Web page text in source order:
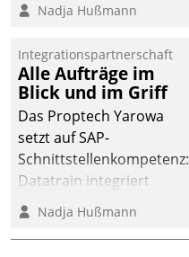
digitalen Cockpit, das
passende Fragen und
Schlagworte auswirft.
Eine intuitive
Dialogführung ermöglicht
dem externen
Serviceteam, Anrufe von
Mietenden zügiger und
effizienter zu bearbeiten.
Nadja Hußmann
Integrationspartnerschaft
Alle Aufträge im
Blick und im Griff
Das Proptech Yarowa
setzt auf SAP-
Schnittstellenkompetenz:
Datatrain integriert
Yarowas Portal zur
Vergabe und Verwaltung
von Aufträgen der
Nadja Hußmann